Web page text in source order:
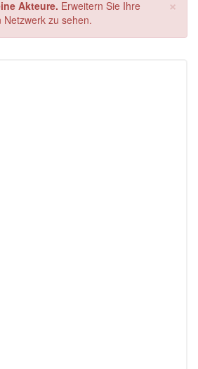
×
Akteure. Erweitern Sie Ihre
zu sehen.